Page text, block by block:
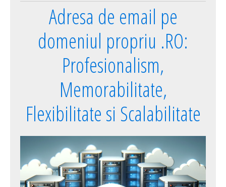
Adresa de email pe
domeniul propriu .RO:
Profesionalism,
Memorabilitate,
Flexibilitate si Scalabilitate